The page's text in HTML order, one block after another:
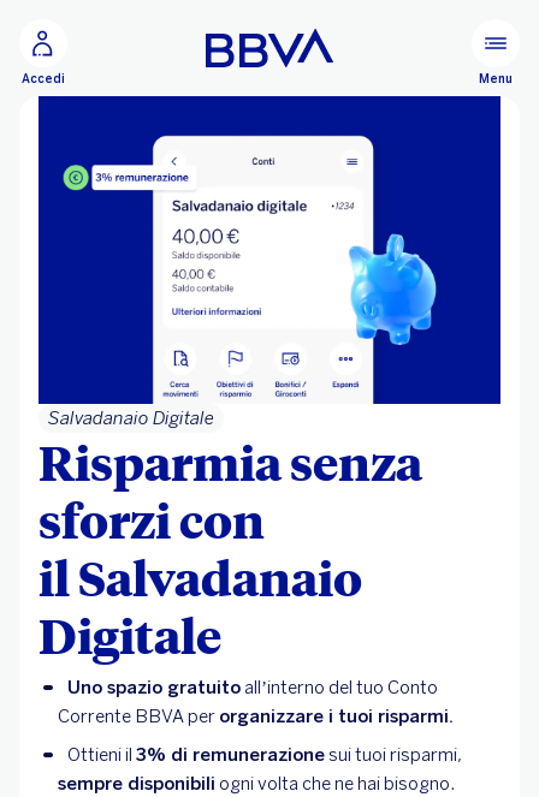
Configurare
Accedi Menu
Salvadanaio Digitale
Risparmia senza
sforzi con
il Salvadanaio
Digitale
Uno spazio gratuito all’interno del tuo Conto
Corrente BBVA per organizzare i tuoi risparmi.
Ottieni il 3% di remunerazionesui tuoi risparmi,
sempre disponibili ogni volta che ne hai bisogno.